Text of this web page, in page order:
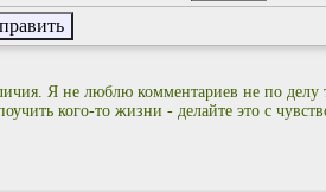
Я не люблю комментариев не по
кого-то жизни - делайте это с